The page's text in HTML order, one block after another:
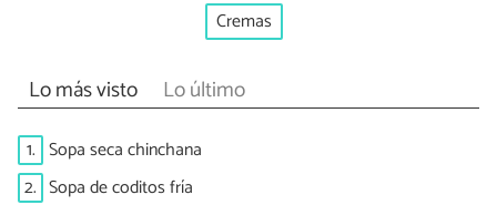
Cremas
Lo más visto Lo último
1. Sopa seca chinchana
2. Sopa de coditos fría